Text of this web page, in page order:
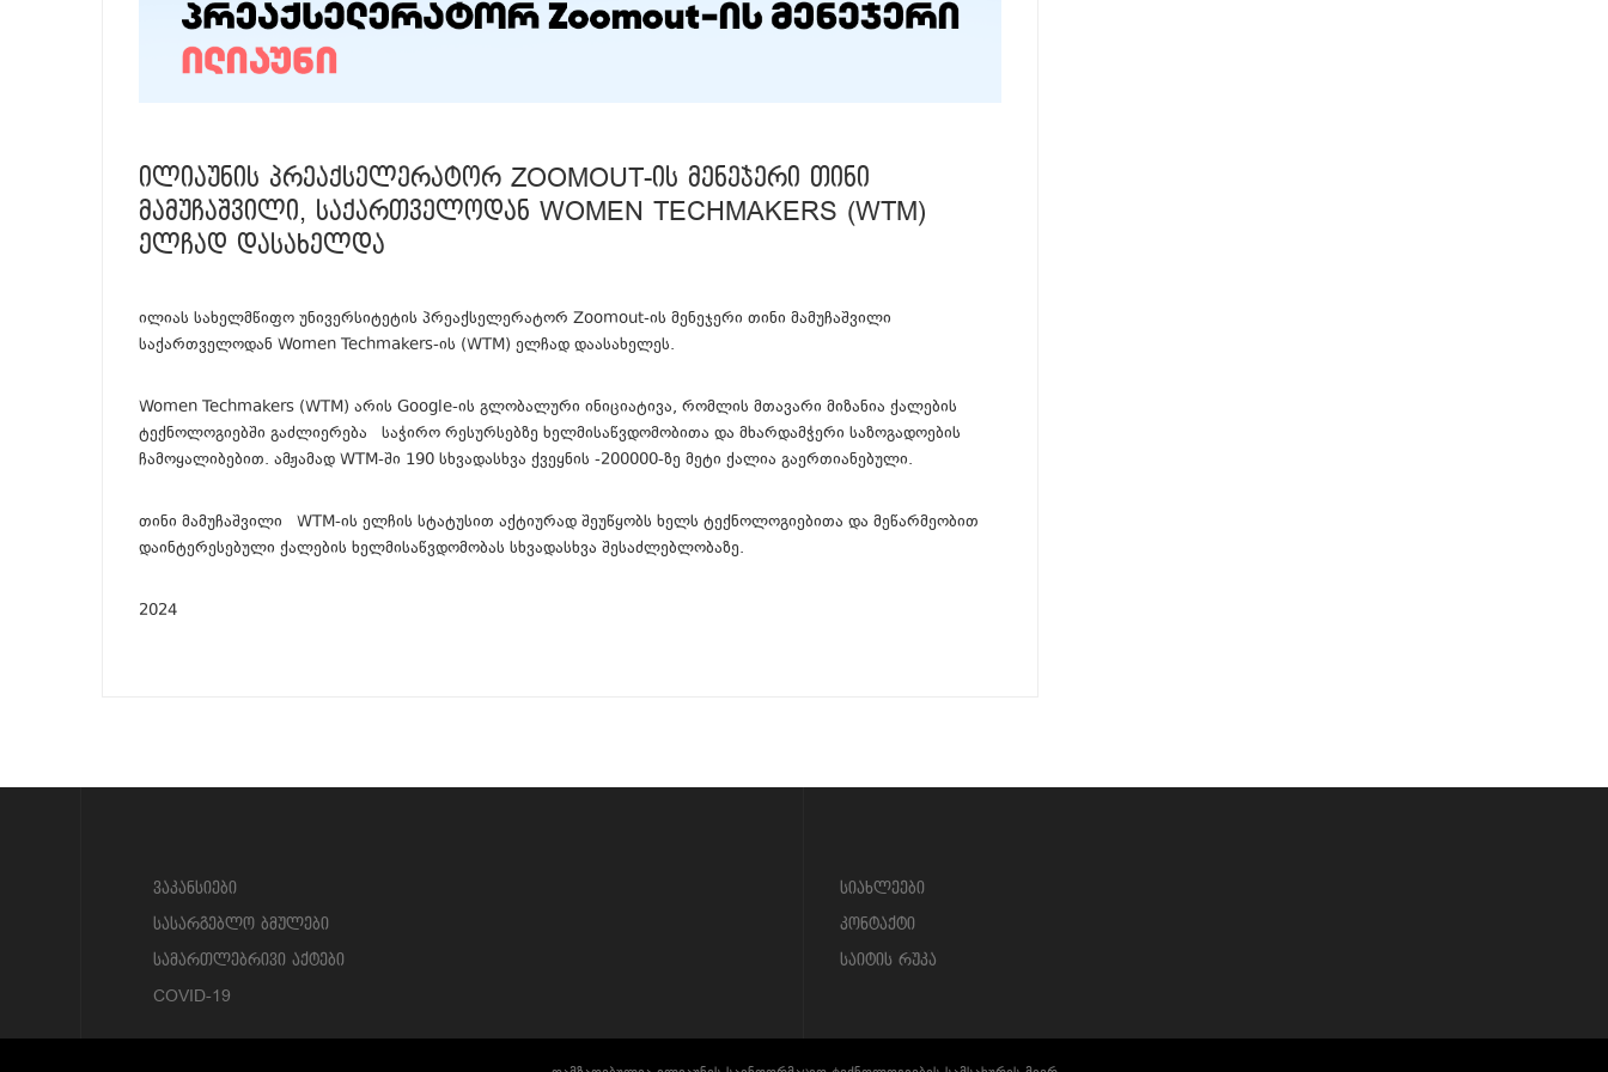
ᲘᲚᲘᲐᲣᲜᲘᲡ ᲞᲠᲔᲐᲥᲡᲔᲚᲔᲠᲐᲢᲝᲠ ZOOMOUT-ᲘᲡ ᲛᲔᲜᲔᲯᲔᲠᲘ ᲗᲘᲜᲘ
ᲛᲐᲛᲣᲩᲐᲨᲕᲘᲚᲘ, ᲡᲐᲥᲐᲠᲗᲕᲔᲚᲝᲓᲐᲜ WOMEN TECHMAKERS (WTM)
ᲔᲚᲩᲐᲓ ᲓᲐᲡᲐᲮᲔᲚᲓᲐ
ილიას სახელმწიფო უნივერსიტეტის პრეაქსელერატორ Zoomout-ის მენეჯერი თინი მამუჩაშვილი
საქართველოდან Women Techmakers-ის (WTM) ელჩად დაასახელეს.
Women Techmakers (WTM) არის Google-ის გლობალური ინიციატივა, რომლის მთავარი მიზანია ქალების
ტექნოლოგიებში გაძლიერება საჭირო რესურსებზე ხელმისაწვდომობითა და მხარდამჭერი საზოგადოების
ჩამოყალიბებით. ამჟამად WTM-ში 190 სხვადასხვა ქვეყნის -200000-ზე მეტი ქალია გაერთიანებული.
თინი მამუჩაშვილი WTM-ის ელჩის სტატუსით აქტიურად შეუწყობს ხელს ტექნოლოგიებითა და მეწარმეობით
დაინტერესებული ქალების ხელმისაწვდომობას სხვადასხვა შესაძლებლობაზე.
2024
ვაკანსიები
სასარგებლო ბმულები
სამართლებრივი აქტები
COVID-19
სიახლეები
კონტაქტი
საიტის რუკა